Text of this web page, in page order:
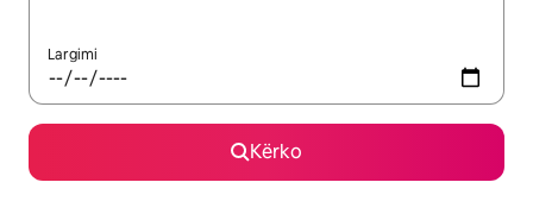
Largimi
Kërko